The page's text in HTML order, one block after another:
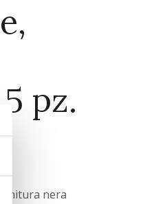
pz.
finitura nera